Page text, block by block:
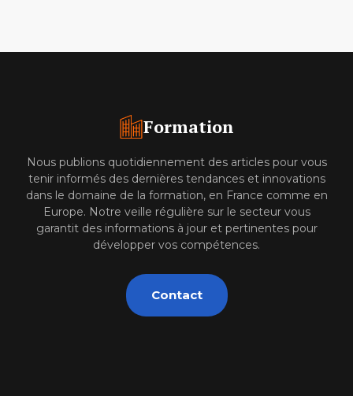
Formation
Nous publions quotidiennement des articles pour vous
tenir informés des dernières tendances et innovations
dans le domaine de la formation, en France comme en
Europe. Notre veille régulière sur le secteur vous
garantit des informations à jour et pertinentes pour
développer vos compétences.
Contact